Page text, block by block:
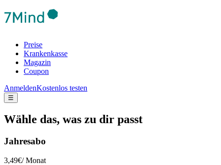
Preise
Krankenkasse
Magazin
Coupon
AnmeldenKostenlos testen
☰
Wähle das, was zu dir passt
Jahresabo
3,49€/ Monat